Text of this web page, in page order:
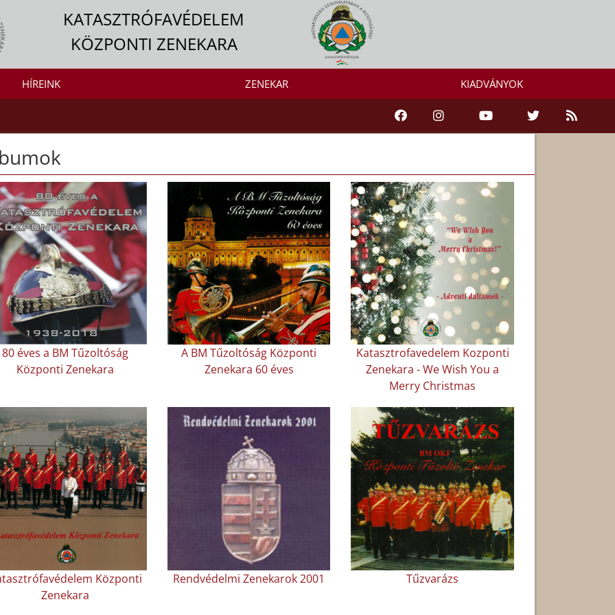
KATASZTRÓFAVÉDELEM
KÖZPONTI ZENEKARA
HÍREINK ZENEKAR KIADVÁNYOK
80 éves a BM Tűzoltóság
Központi Zenekara
A BM Tűzoltóság Központi
Zenekara 60 éves
Katasztrofavedelem Kozponti
Zenekara - We Wish You a
Merry Christmas
Központi
Zenekara
Rendvédelmi Zenekarok 2001 Tűzvarázs